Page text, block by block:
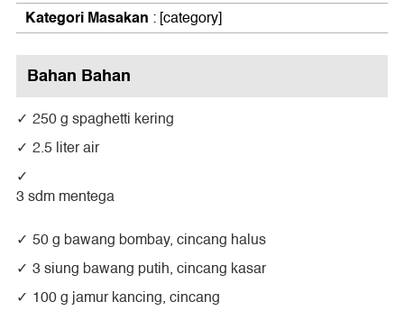
Kategori Masakan :[category]
Bahan Bahan
250 g spaghetti kering
2.5 liter air
3 sdm mentega
50 g bawang bombay, cincang halus
3 siung bawang putih, cincang kasar
100 g jamur kancing, cincang